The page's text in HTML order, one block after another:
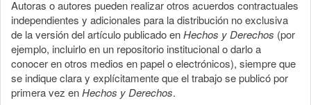
Autoras o autores pueden realizar otros acuerdos contractuales
independientes y adicionales para la distribución no exclusiva
de la versión del artículo publicado enHechos y Derechos (por
ejemplo, incluirlo en un repositorio institucional o darlo a
conocer en otros medios en papel o electrónicos), siempre que
se indique clara y explícitamente que el trabajo se publicó por
primera vez enHechos y Derechos.